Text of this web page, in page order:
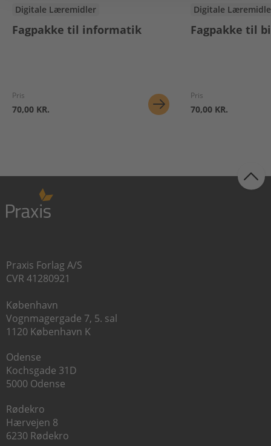
Digitale Læremidler
Fagpakke til informatik
Pris
70,00 KR.
Digitale
Fagpakke til
Pris
70,00 KR.
Praxis Forlag A/S
CVR 41280921
København
Vognmagergade 7, 5. sal
1120 København K
Odense
Kochsgade 31D
5000 Odense
Rødekro
Hærvejen 8
6230 Rødekro